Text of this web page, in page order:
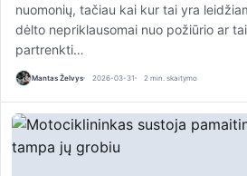
nuomonių, tačiau kai kur tai yra
dėlto nepriklausomai nuo požiūrio ar
partrenkti…
Mantas Želvys 2026-03-31 2 min. skaitymo